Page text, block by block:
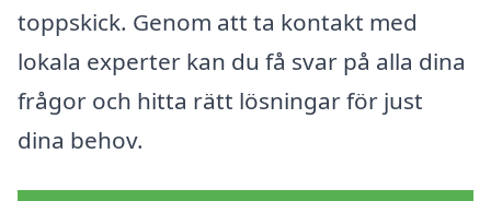
toppskick. Genom att ta kontakt med
lokala experter kan du få svar på alla dina
frågor och hitta rätt lösningar för just
dina behov.